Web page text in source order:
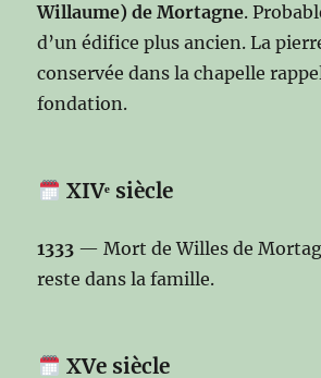
Willaume) de Mortagne.
d’un édifice plus ancien. La
conservée dans la chapelle
fondation.
XIVᵉ siècle
1333 — Mort de Willes de
reste dans la famille.
XVe siècle